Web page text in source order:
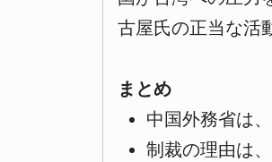
古屋氏の正当な活
まとめ
中国外務省は
制裁の理由は